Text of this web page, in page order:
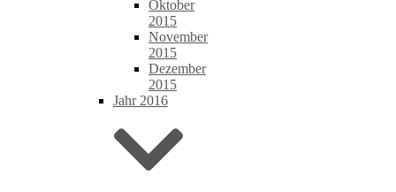
Oktober
2015
November
2015
Dezember
2015
Jahr 2016